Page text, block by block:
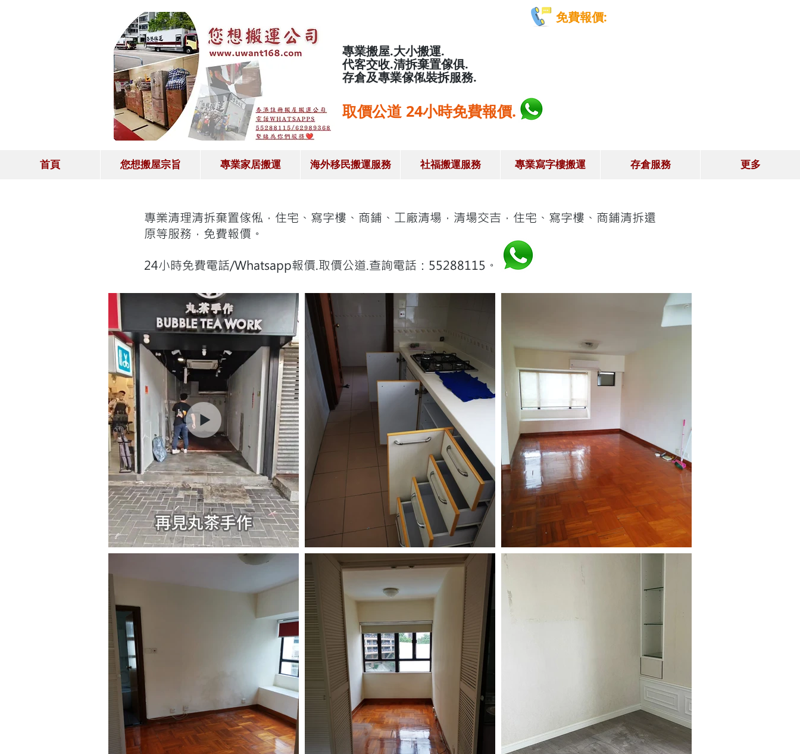
免費報價:
專業搬屋.大小搬運.
代客交收.清拆棄置傢俱.
存倉及專業傢俬裝拆服務.
取價公道 24小時免費報價.
首頁 您想搬屋宗旨 專業家居搬運 海外移民搬運服務 社福搬運服務 專業寫字樓搬運 存倉服務 更多
專業清理清拆棄置傢俬，住宅、寫字樓、商鋪、工廠清場，清場交吉，住宅、寫字樓、商鋪清拆還
原等服務，免費報價。
24小時免費電話/Whatsapp報價.取價公道.查詢電話：55288115。